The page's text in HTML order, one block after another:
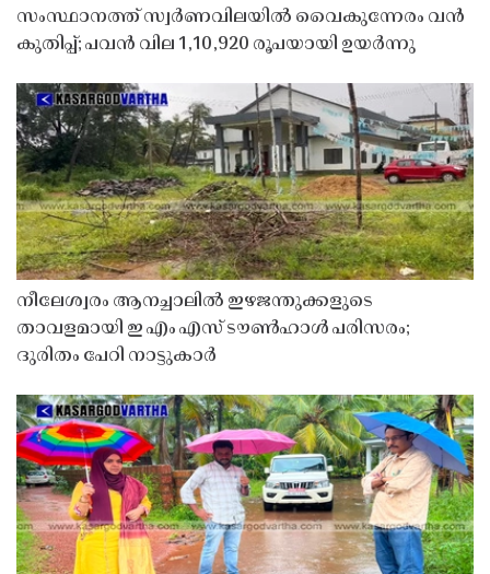
സംസ്ഥാനത്ത് സ്വർണവിലയിൽ വൈകുന്നേരം വൻ
കുതിപ്പ്; പവൻ വില 1,10,920 രൂപയായി ഉയർന്നു
നീലേശ്വരം ആനച്ചാലിൽ ഇഴജന്തുക്കളുടെ
താവളമായി ഇ എം എസ് ടൗൺഹാൾ പരിസരം;
ദുരിതം പേറി നാട്ടുകാർ